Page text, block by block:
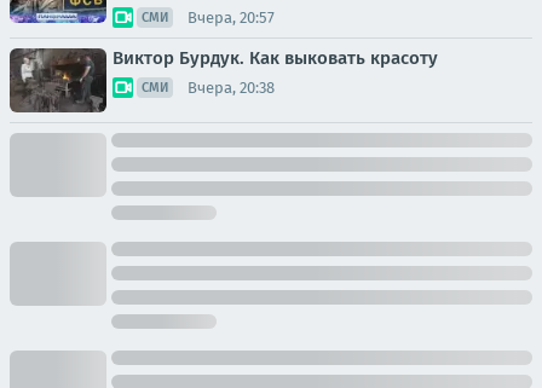
СМИ Вчера, 20:57
Виктор Бурдук. Как выковать красоту
СМИ Вчера, 20:38